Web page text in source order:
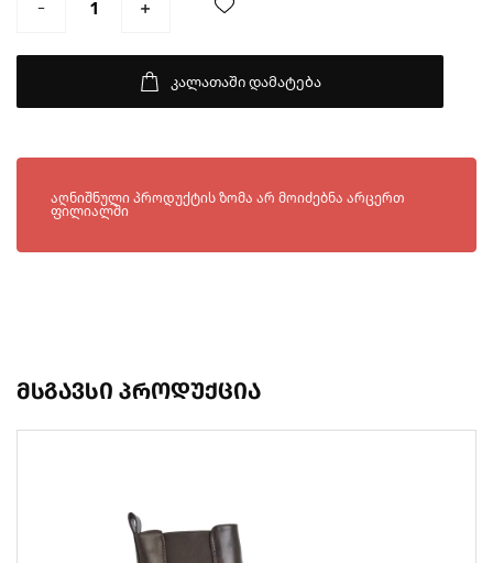
კალათაში დამატება
ხელმისაწვდომია შემდეგ ფილიალებში:
აღნიშნული პროდუქტის ზომა არ მოიძებნა არცერთ
ფილიალში
მსგავსი პროდუქცია